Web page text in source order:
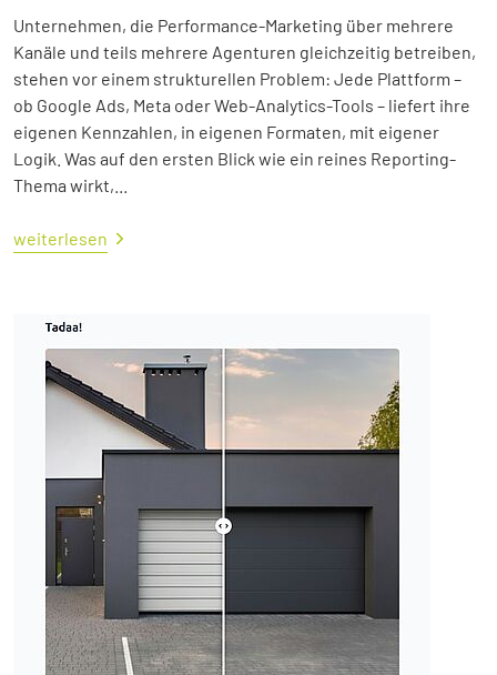
Unternehmen, die Performance-Marketing über mehrere
Kanäle und teils mehrere Agenturen gleichzeitig betreiben,
stehen vor einem strukturellen Problem: Jede Plattform –
ob Google Ads, Meta oder Web-Analytics-Tools – liefert ihre
eigenen Kennzahlen, in eigenen Formaten, mit eigener
Logik. Was auf den ersten Blick wie ein reines Reporting-
Thema wirkt,...
weiterlesen